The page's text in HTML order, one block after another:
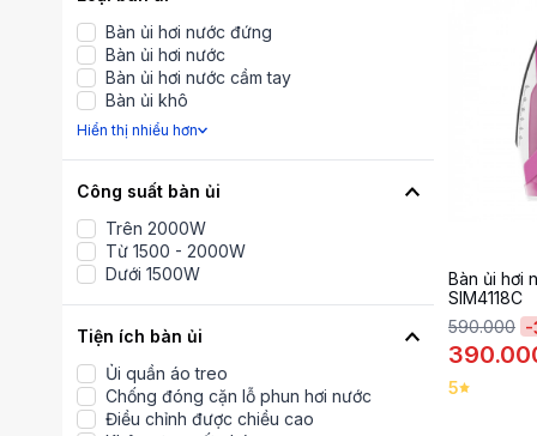
Bàn ủi hơi nước đứng
Bàn ủi hơi nước
Bàn ủi hơi nước cầm tay
Bàn ủi khô
Hiển thị nhiểu hơn
Công suất bàn ủi
Trên 2000W
Từ 1500 - 2000W
Dưới 1500W
Tiện ích bàn ủi
Ủi quần áo treo
Chống đóng cặn lỗ phun hơi nước
Điều chỉnh được chiều cao
Bàn ủi hơi
SIM4118C
590.000 -
5